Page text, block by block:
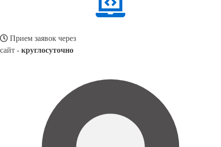
Прием заявок через
сайт - круглосуточно